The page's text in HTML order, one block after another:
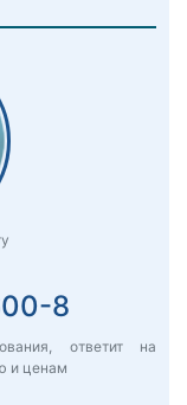
8
ответит на
и ценам